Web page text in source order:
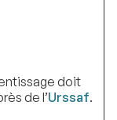
doit
de l’Urssaf.